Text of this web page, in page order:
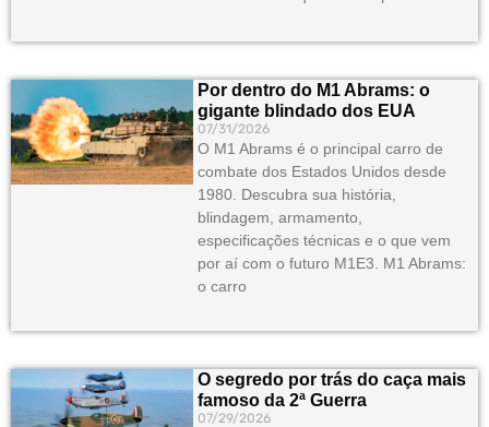
Por dentro do M1 Abrams: o
gigante blindado dos EUA
07/31/2026
O M1 Abrams é o principal carro de
combate dos Estados Unidos desde
1980. Descubra sua história,
blindagem, armamento,
especificações técnicas e o que vem
por aí com o futuro M1E3. M1 Abrams:
o carro
O segredo por trás do caça mais
famoso da 2ª Guerra
07/29/2026